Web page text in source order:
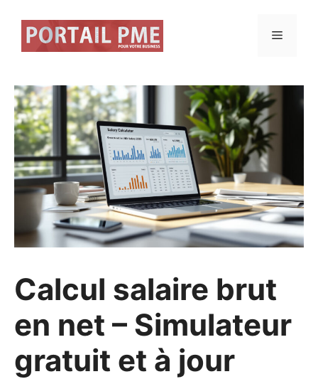
contenu
Menu
Calcul salaire brut
en net – Simulateur
gratuit et à jour